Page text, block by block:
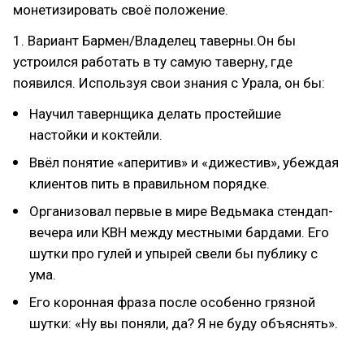
монетизировать своё положение.
1. Вариант Бармен/Владелец таверны.Он бы
устроился работать в ту самую таверну, где
появился. Используя свои знания с Урала, он бы:
Научил тавернщика делать простейшие
настойки и коктейли.
Ввёл понятие «аперитив» и «дижестив», убеждая
клиентов пить в правильном порядке.
Организовал первые в мире Ведьмака стендап-
вечера или КВН между местными бардами. Его
шутки про гулей и упырей свели бы публику с
ума.
Его коронная фраза после особенно грязной
шутки: «Ну вы поняли, да? Я не буду объяснять».